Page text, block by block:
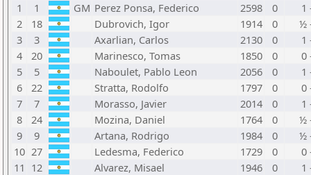
1
1 GM Perez Ponsa, Federico 2598 0
1
2
18 Dubrovich, Igor 1914 0
½
3
3 Axarlian, Carlos 2130 0
1
4
20 Marinesco, Tomas 1850 0
0
5
5 Naboulet, Pablo Leon 2056 0
1
6
22 Stratta, Rodolfo 1797 0
0
7
7 Morasso, Javier 2014 0
1
8
24 Mozina, Daniel 1764 0
½
9
9 Artana, Rodrigo 1984 0
½
10 27 Ledesma, Federico 1729 0
0
11 12 Alvarez, Misael 1946 0
1